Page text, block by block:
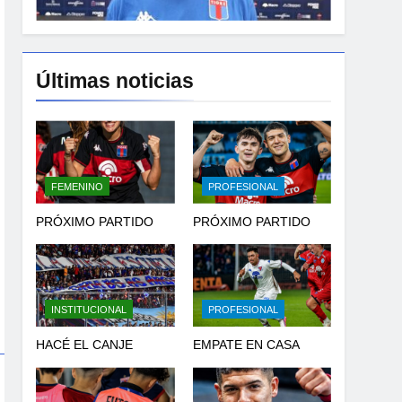
Últimas noticias
FEMENINO
PRÓXIMO PARTIDO
PROFESIONAL
PRÓXIMO PARTIDO
INSTITUCIONAL
HACÉ EL CANJE
PROFESIONAL
EMPATE EN CASA